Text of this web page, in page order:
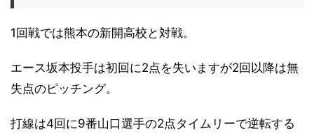
1回戦では熊本の新開高校と対戦。
エース坂本投手は初回に2点を失いますが2回以降は無
失点のピッチング。
打線は4回に9番山口選手の2点タイムリーで逆転する